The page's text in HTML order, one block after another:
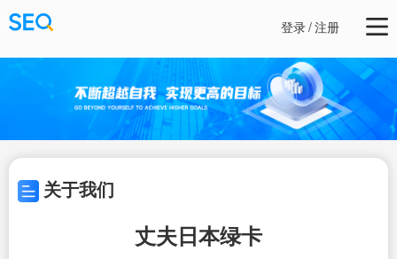
登录/注册
关于我们
丈夫日本绿卡